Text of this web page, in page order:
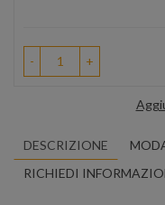
- +
DESCRIZIONE
RICHIEDI